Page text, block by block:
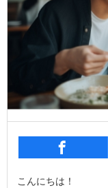
こんにちは！